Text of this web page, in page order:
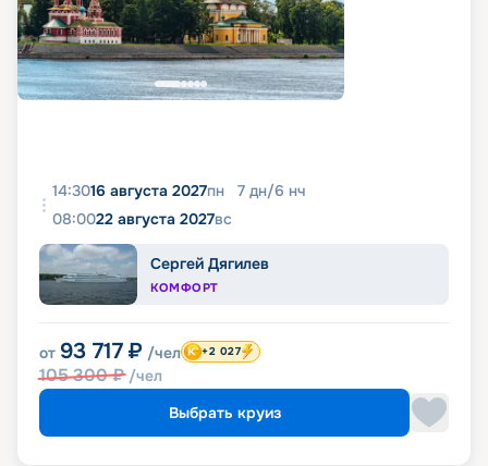
14:3016 августа 2027пн 7 дн/6 нч
08:0022 августа 2027вс
Сергей Дягилев
КОМФОРТ
от 93 717 ₽ /чел
105 300₽ /чел
+2 027
Выбрать круиз